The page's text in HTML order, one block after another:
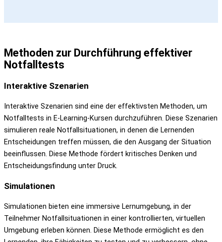
Methoden zur Durchführung effektiver
Notfalltests
Interaktive Szenarien
Interaktive Szenarien sind eine der effektivsten Methoden, um
Notfalltests in E-Learning-Kursen durchzuführen. Diese Szenarien
simulieren reale Notfallsituationen, in denen die Lernenden
Entscheidungen treffen müssen, die den Ausgang der Situation
beeinflussen. Diese Methode fördert kritisches Denken und
Entscheidungsfindung unter Druck.
Simulationen
Simulationen bieten eine immersive Lernumgebung, in der
Teilnehmer Notfallsituationen in einer kontrollierten, virtuellen
Umgebung erleben können. Diese Methode ermöglicht es den